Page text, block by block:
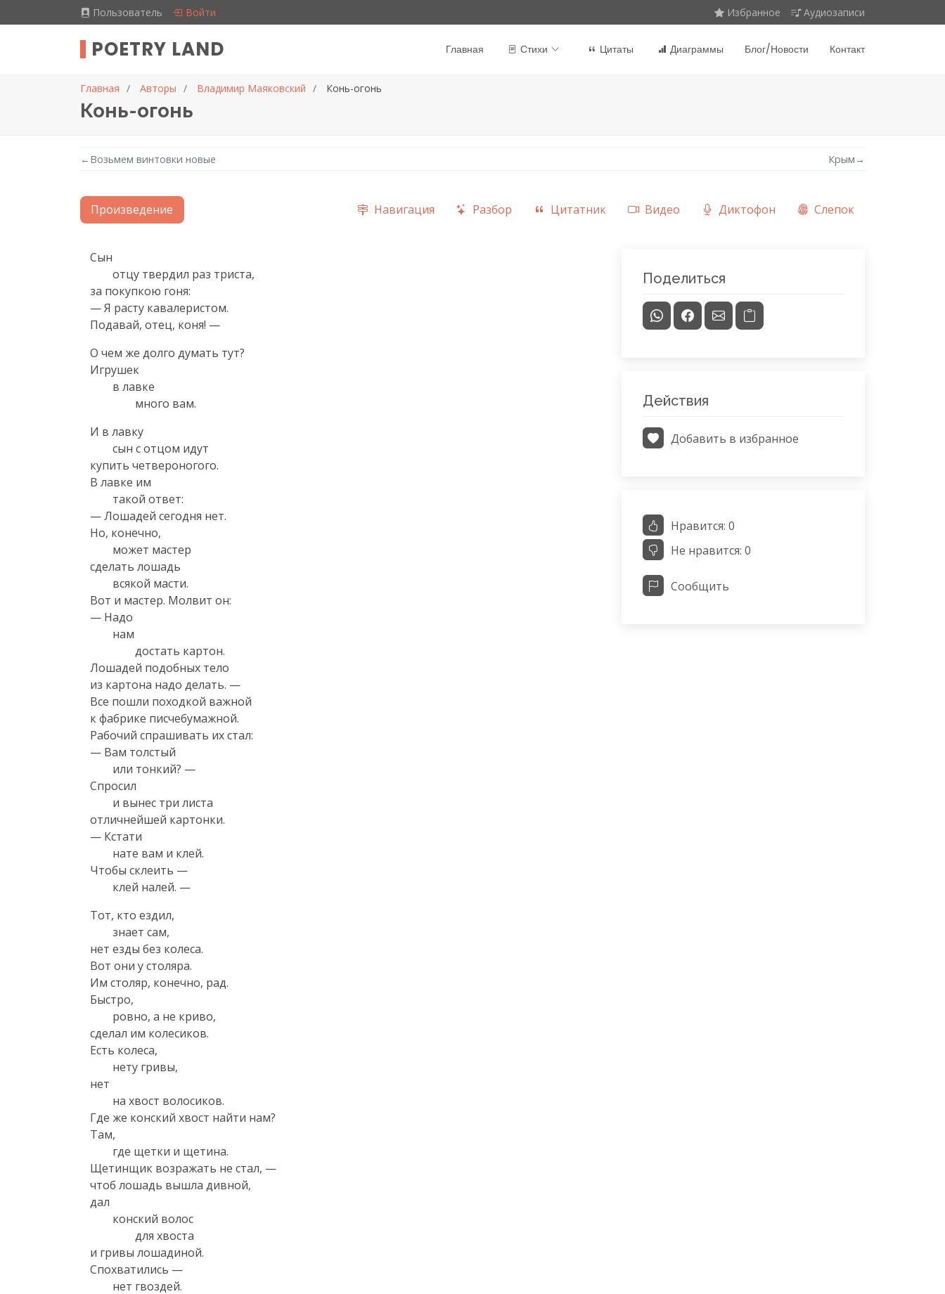
Пользователь Войти Избранное Аудиозаписи
POETRY LAND Главная Стихи Цитаты Диаграммы Блог/Новости Контакт
Главная Авторы Владимир Маяковский Конь-огонь
Конь-огонь
← Возьмем винтовки новые Крым →
Произведение Навигация Разбор Цитатник Видео Диктофон Слепок
Текст произведения
Сын
за покупкою гоня:
— Я расту кавалеристом.
Подавай, отец, коня! —
О чем же долго думать тут?
Игрушек
много вам.
И в лавку
купить четвероногого.
В лавке им
— Лошадей сегодня нет.
Но, конечно,
сделать лошадь
Вот и мастер. Молвит он:
— Надо
Лошадей подобных тело
из картона надо делать. —
Все пошли походкой важной
к фабрике писчебумажной.
Рабочий спрашивать их стал:
— Вам толстый
Спросил
отличнейшей картонки.
— Кстати
Чтобы склеить —
клей налей. —
Тот, кто ездил,
нет езды без колеса.
Вот они у столяра.
Им столяр, конечно, рад.
Быстро,
сделал им колесиков.
Есть колеса,
нет
Где же конский хвост найти нам?
Там,
Щетинщик возражать не стал, —
чтоб лошадь вышла дивной,
дал
и гривы лошадиной.
Спохватились —
Поделиться
Действия
Добавить в избранное
Нравится: 0
Не нравится: 0
Сообщить